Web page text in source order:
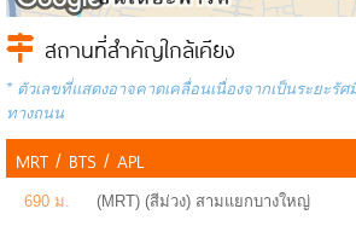
สถานที่สำคัญใกล้เคียง
* ตัวเลขที่แสดงอาจคาดเคลื่อนเนื่องจากเป็นระยะ
ทางถนน
MRT / BTS / APL
690 ม. (MRT) (สีม่วง) สามแยกบางใหญ่